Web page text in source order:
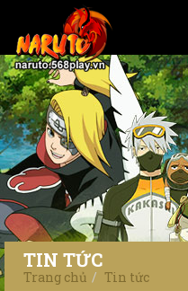
TIN TỨC
Trang chủ Tin tức